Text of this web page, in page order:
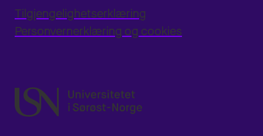
Tilgjengelighetserklæring
Personvernerklæring og cookies